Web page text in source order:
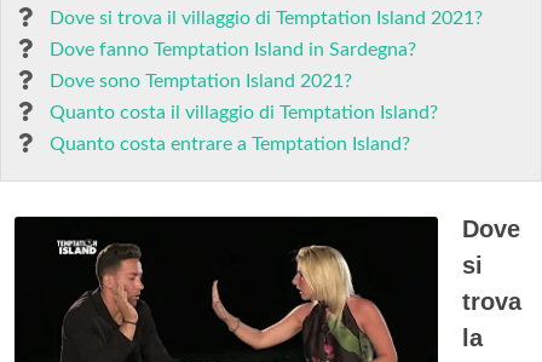
Dove si trova il villaggio di Temptation Island 2021?
Dove fanno Temptation Island in Sardegna?
Dove sono Temptation Island 2021?
Quanto costa il villaggio di Temptation Island?
Quanto costa entrare a Temptation Island?
Dove
si
trova
la